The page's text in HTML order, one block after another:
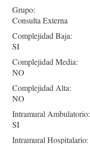
Grupo:
Consulta Externa
Complejidad Baja:
SI
Complejidad Media:
NO
Complejidad Alta:
NO
Intramural Ambulatorio:
SI
Intramural Hospitalario: